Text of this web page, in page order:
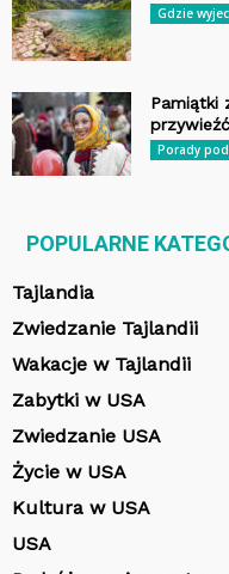
Gdzie
Pamiątki
Porady
POPULARNE
Tajlandia
Zwiedzanie Tajlandii
Wakacje w Tajlandii
Zabytki w USA
Zwiedzanie USA
Życie w USA
Kultura w USA
USA